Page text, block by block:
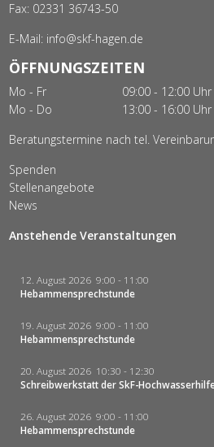
Fax: 02331 36743-50
E-Mail: info@skf-hagen.de
ÖFFNUNGSZEITEN
Mo - Fr
Mo - Do
09:00 - 12:00 Uhr
13:00 - 16:00 Uhr
Beratungstermine nach tel.
Spenden
Stellenangebote
News
Anstehende Veranstaltungen
12. August 2026 9:00 - 11:00
Hebammensprechstunde
19. August 2026 9:00 - 11:00
Hebammensprechstunde
20. August 2026 10:30 - 12:30
Schreibwerkstatt der SkF-
26. August 2026 9:00 - 11:00
Hebammensprechstunde